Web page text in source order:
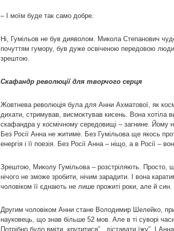
– І моїм буде так само добре.
Ні, Гумільов не був дияволом. Микола Степанович
почуттям гумору, був дуже освіченою передовою
зрештою.
Скафандр революції для творчого серця
Жовтнева революція була для Анни Ахматової, як
дихати, стримував, висмоктував кисень. Вона хотіла
скафандра у космічному середовищі – загнине. Йому
Без Росії Анна не житиме. Без Гумільова ще якось
енергія і її поезія. Без Росії Анна – ніщо, а в Росії –
Зрештою, Миколу Гумільова – розстріляють. Просто,
нічого не зможе зробити, нічим зарадити. І вона
чоловіком її єднають не лише прожиті роки, але й син.
Другим чоловіком Анни стане Володимир Шелейко,
науковець, що знав більше 52 мов. Але в ті суворі
Потрібно було вміти „крутитися”, „діставати їжу”. І